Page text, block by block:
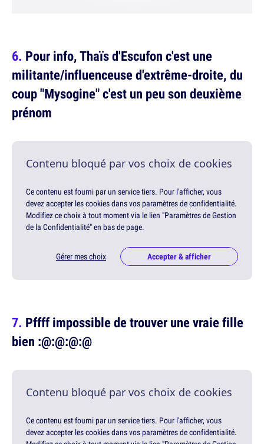
Pour info, Thaïs d'Escufon c'est une
militante/influenceuse d'extrême-droite, du
coup "Mysogine" c'est un peu son deuxième
prénom
Contenu bloqué par vos choix de cookies
Ce contenu est fourni par un service tiers. Pour l'afficher, vous
devez accepter les cookies dans vos paramètres de confidentialité.
Modifiez ce choix à tout moment via le lien "Paramètres de Gestion
de la Confidentialité" en bas de page.
Gérer mes choix Accepter & afficher
Pffff impossible de trouver une vraie fille
bien :@:@:@:@
Contenu bloqué par vos choix de cookies
Ce contenu est fourni par un service tiers. Pour l'afficher, vous
devez accepter les cookies dans vos paramètres de confidentialité.